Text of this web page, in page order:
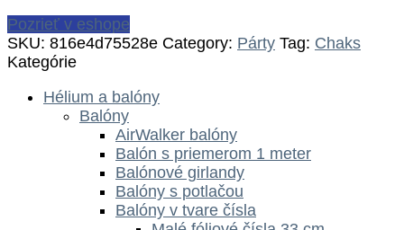
Pozrieť v eshope
SKU: 816e4d75528e Category: Párty Tag: Chaks
Kategórie
Hélium a balóny
Balóny
AirWalker balóny
Balón s priemerom 1 meter
Balónové girlandy
Balóny s potlačou
Balóny v tvare čísla